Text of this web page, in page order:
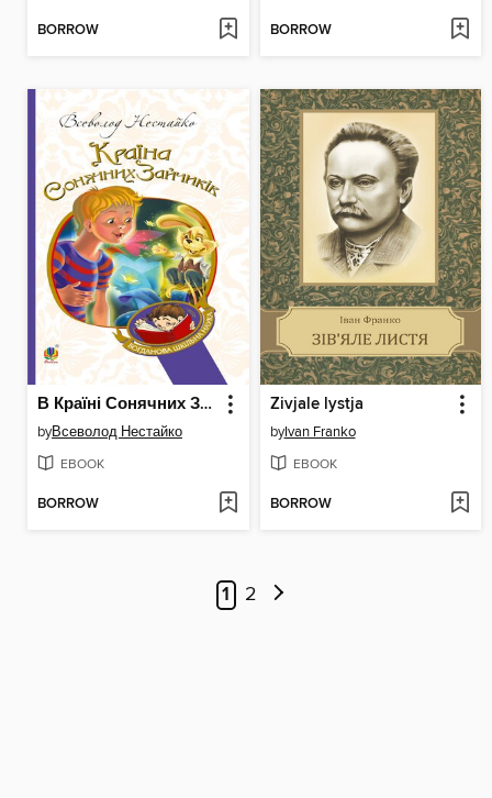
BORROW BORROW
В Країні Сонячних Зайчиків
byВсеволод Нестайко
EBOOK
BORROW
Zivjale lystja
byIvan Franko
EBOOK
BORROW
1 2